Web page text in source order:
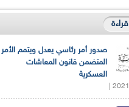
صدور أمر رئاسي يعدل ويتمم الأمر
المتضمن قانون المعاشات
العسكرية